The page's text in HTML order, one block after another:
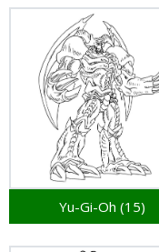
Yu-Gi-Oh (15)